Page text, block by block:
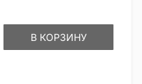
В КОРЗИНУ